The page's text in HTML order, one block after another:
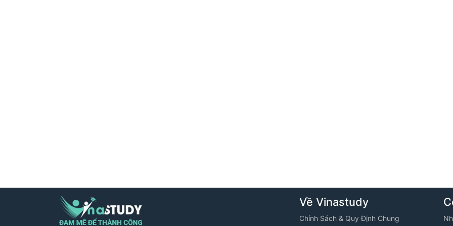
Về Vinastudy
Chính Sách & Quy Định Chung